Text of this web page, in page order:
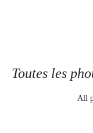
Toutes les
All